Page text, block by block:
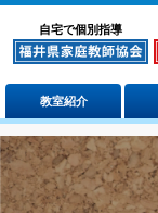
自宅で個別指導
教室紹介